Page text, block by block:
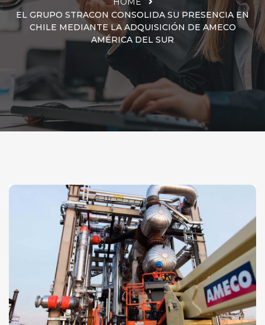
EL GRUPO STRACON CONSOLIDA SU PRESENCIA EN
CHILE MEDIANTE LA ADQUISICIÓN DE AMECO
AMÉRICA DEL SUR